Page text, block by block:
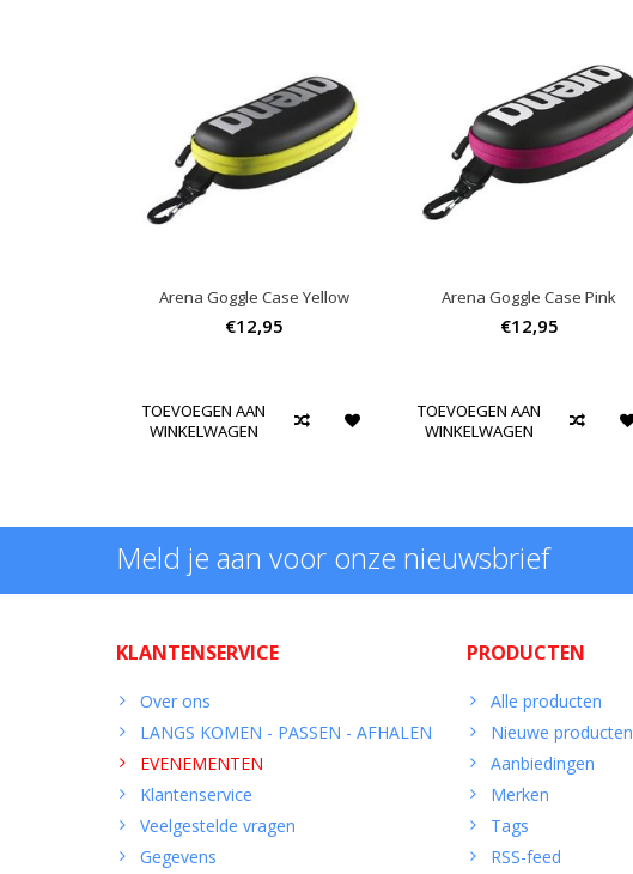
Arena Goggle Case Yellow
€12,95
TOEVOEGEN AAN
WINKELWAGEN
Arena Goggle Case Pink
€12,95
TOEVOEGEN AAN
WINKELWAGEN
Meld je aan voor onze nieuwsbrief
KLANTENSERVICE
Over ons
LANGS KOMEN - PASSEN - AFHALEN
EVENEMENTEN
Klantenservice
Veelgestelde vragen
Gegevens
PRODUCTEN
Alle producten
Nieuwe producten
Aanbiedingen
Merken
Tags
RSS-feed